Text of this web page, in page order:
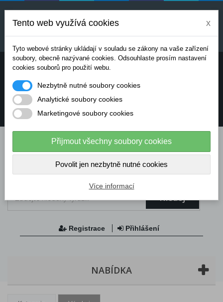
Uvedené ceny jsou orientační a mohou se měnit v
závislosti na aktuálních cenách výrobců a
dodavatelů. Pro přesnou cenovou nabídku prosím
Potřebujete poradit? Chcete objednávat telefonicky:
info@dataflex-security.com
Hledej
Registrace Přihlášení
NABÍDKA
Tento web využívá cookies x
Tyto webové stránky ukládají v souladu se zákony na vaše zařízení
soubory, obecně nazývané cookies. Odsouhlaste prosím nastavení
cookies souborů pro použití webu.
Nezbytně nutné soubory cookies
Analytické soubory cookies
Marketingové soubory cookies
Přijmout všechny soubory cookies
Povolit jen nezbytně nutné cookies
Více informací